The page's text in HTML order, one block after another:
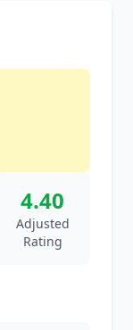
4.40
Adjusted
Rating